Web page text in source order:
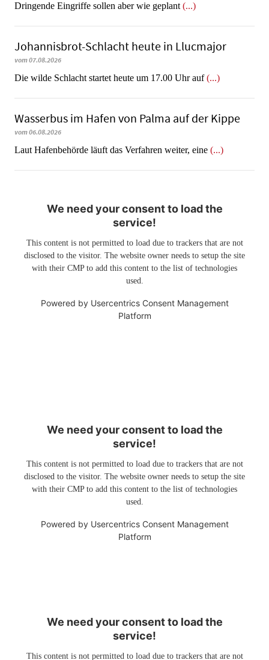
Dringende Eingriffe sollen aber wie geplant (...)
Johannisbrot-Schlacht heute in Llucmajor
vom 07.08.2026
Die wilde Schlacht startet heute um 17.00 Uhr auf(...)
Wasserbus im Hafen von Palma auf der Kippe
vom 06.08.2026
Laut Hafenbehörde läuft das Verfahren weiter, eine (...)
We need your consent to load the
service!
This content is not permitted to load due to trackers that are not
disclosed to the visitor. The website owner needs to setup the site
with their CMP to add this content to the list of technologies
used.
Powered by Usercentrics Consent Management
Platform
We need your consent to load the
service!
This content is not permitted to load due to trackers that are not
disclosed to the visitor. The website owner needs to setup the site
with their CMP to add this content to the list of technologies
used.
Powered by Usercentrics Consent Management
Platform
We need your consent to load the
service!
This content is not permitted to load due to trackers that are not